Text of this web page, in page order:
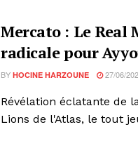
Mercato : Le Real
radicale pour
BY HOCINE HARZOUNE 27/06/
Révélation éclatante de
Lions de l'Atlas, le tout